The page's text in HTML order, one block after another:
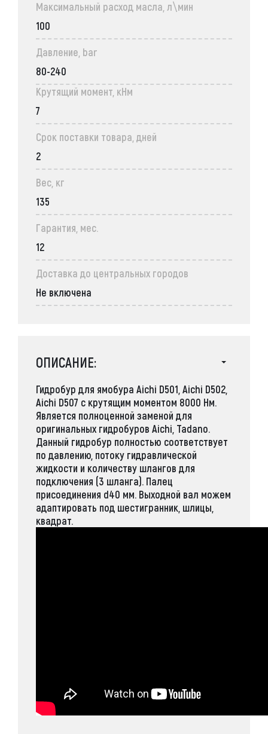
Максимальный расход масла, л\мин
100
Давление, bar
80-240
Крутящий момент, кНм
7
Срок поставки товара, дней
2
Вес, кг
135
Гарантия, мес.
12
Доставка до центральных городов
Не включена
ОПИСАНИЕ:
Гидробур для ямобура Aichi D501, Aichi D502,
Aichi D507 с крутящим моментом 8000 Нм.
Является полноценной заменой для
оригинальных гидробуров Aichi, Tadano.
Данный гидробур полностью соответствует
по давлению, потоку гидравлической
жидкости и количеству шлангов для
подключения (3 шланга). Палец
присоединения d40 мм. Выходной вал можем
адаптировать под шестигранник, шлицы,
квадрат.